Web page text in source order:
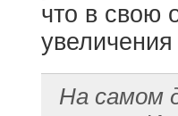
что в свою
На самом